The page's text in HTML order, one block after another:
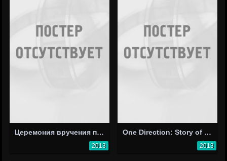
Церемония вручения премии Billboard Music Awards 2013
2013
One Direction: Story of My Life
2013